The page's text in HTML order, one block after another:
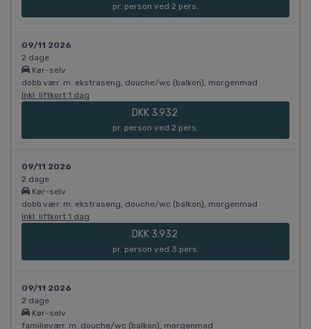
pr. person ved 2 pers.
09/11 2026
2 dage
Kør-selv
dobb.vær. m. ekstraseng, douche/wc (balkon), morgenmad
Inkl. liftkort 1 dag
DKK 3.932
pr. person ved 2 pers.
09/11 2026
2 dage
Kør-selv
dobb.vær. m. ekstraseng, douche/wc (balkon), morgenmad
Inkl. liftkort 1 dag
DKK 3.932
pr. person ved 3 pers.
09/11 2026
2 dage
Kør-selv
familievær. m. douche/wc (balkon), morgenmad